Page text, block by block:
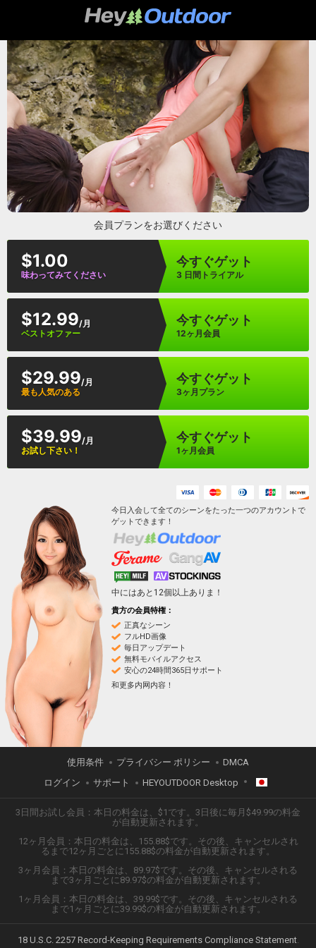
会員プランをお選びください
$1.00
味わってみてください
今すぐゲット
3 日間トライアル
$12.99/月
ベストオファー
今すぐゲット
12ヶ月会員
$29.99/月
最も人気のある
今すぐゲット
3ヶ月プラン
$39.99/月
お試し下さい！
今すぐゲット
1ヶ月会員
今日入会して全てのシーンをたった一つのアカウントで
ゲットできます！
中にはあと 12個以上ありま！
貴方の会員特権：
正真なシーン
フルHD画像
毎日アップデート
無料モバイルアクセス
安心の24時間365日サポート
和更多内网内容！
使用条件 プライバシー ポリシー
DMCA
ログイン
サポート HEYOUTDOOR Desktop
日本語
ENGLISH
ESPAÑOL
TIẾNG VIỆT
3日間お試し会員：本日の料金は、$1です。3日後に毎月$49.99の料金
が自動更新されます。
12ヶ月会員：本日の料金は、155.88$です。その後、キャンセルされ
るまで12ヶ月ごとに155.88$の料金が自動更新されます。
3ヶ月会員：本日の料金は、89.97$です。その後、キャンセルされる
まで3ヶ月ごとに89.97$の料金が自動更新されます。
1ヶ月会員：本日の料金は、39.99$です。その後、キャンセルされる
まで1ヶ月ごとに39.99$の料金が自動更新されます。
18 U.S.C. 2257 Record-Keeping Requirements Compliance Statement.